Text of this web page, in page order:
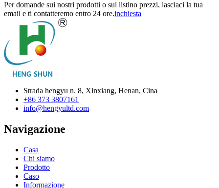
Per domande sui nostri prodotti o sul listino prezzi, lasciaci la tua
email e ti contatteremo entro 24 ore.inchiesta
Strada hengyu n. 8, Xinxiang, Henan, Cina
+86 373 3807161
info@hengyultd.com
Navigazione
Casa
Chi siamo
Prodotto
Caso
Informazione